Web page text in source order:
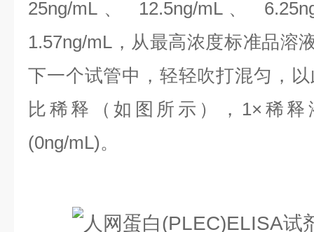
25ng/mL、 12.5ng/mL、
1.57ng/mL， 从最高浓度标准品溶
下一个试管中，轻轻吹打混匀，
比稀释（如图所示），1×稀
(0ng/mL)。